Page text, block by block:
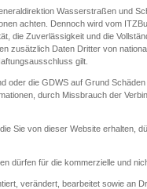
Wasserstraßen und
achten. Dennoch wird vom
die Zuverlässigkeit und die
zusätzlich Daten Dritter von
gilt.
oder die GDWS auf Grund
durch Missbrauch der
Sie von dieser Website erhalten,
dürfen für die kommerzielle und
verändert, bearbeitet sowie an